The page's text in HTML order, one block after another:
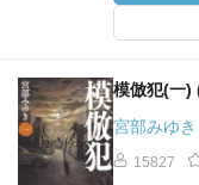
模倣犯(一)
宮部みゆき
15827